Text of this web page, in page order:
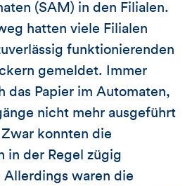
(SAM) in den Filialen.
hatten viele Filialen
funktionierenden
gemeldet. Immer
das Papier im Automaten,
nicht mehr ausgeführt
konnten die
in der Regel zügig
waren die